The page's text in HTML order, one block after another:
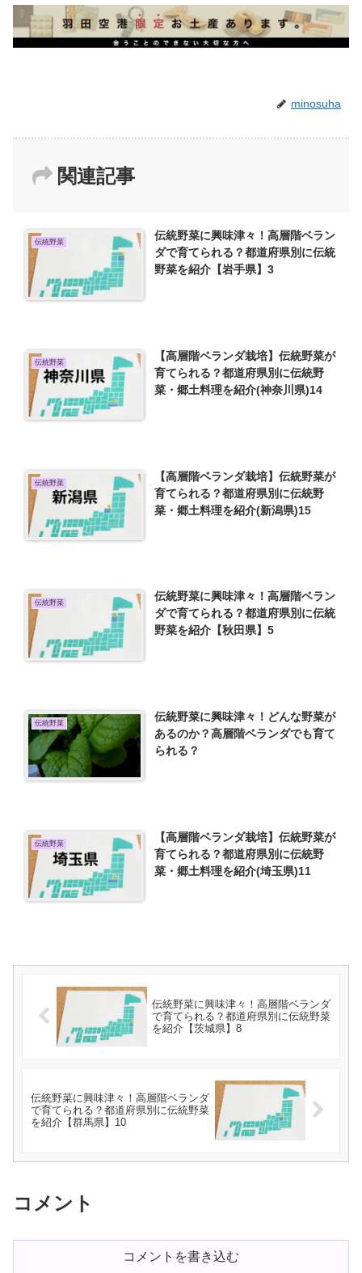
minosuha
関連記事
伝統野菜
伝統野菜に興味津々！高層階ベラン
ダで育てられる？都道府県別に伝統
野菜を紹介【岩手県】3
伝統野菜
【高層階ベランダ栽培】伝統野菜が
育てられる？都道府県別に伝統野
菜・郷土料理を紹介(神奈川県)14
伝統野菜
【高層階ベランダ栽培】伝統野菜が
育てられる？都道府県別に伝統野
菜・郷土料理を紹介(新潟県)15
伝統野菜
伝統野菜に興味津々！高層階ベラン
ダで育てられる？都道府県別に伝統
野菜を紹介【秋田県】5
伝統野菜
伝統野菜に興味津々！どんな野菜が
あるのか？高層階ベランダでも育て
られる？
伝統野菜
【高層階ベランダ栽培】伝統野菜が
育てられる？都道府県別に伝統野
菜・郷土料理を紹介(埼玉県)11
伝統野菜に興味津々！高層階ベランダ
で育てられる？都道府県別に伝統野菜
を紹介【茨城県】8
伝統野菜に興味津々！高層階ベランダ
で育てられる？都道府県別に伝統野菜
を紹介【群馬県】10
コメント
コメントを書き込む